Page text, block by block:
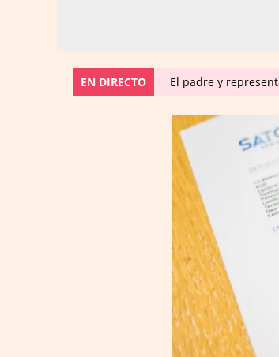
EN DIRECTO El padre y